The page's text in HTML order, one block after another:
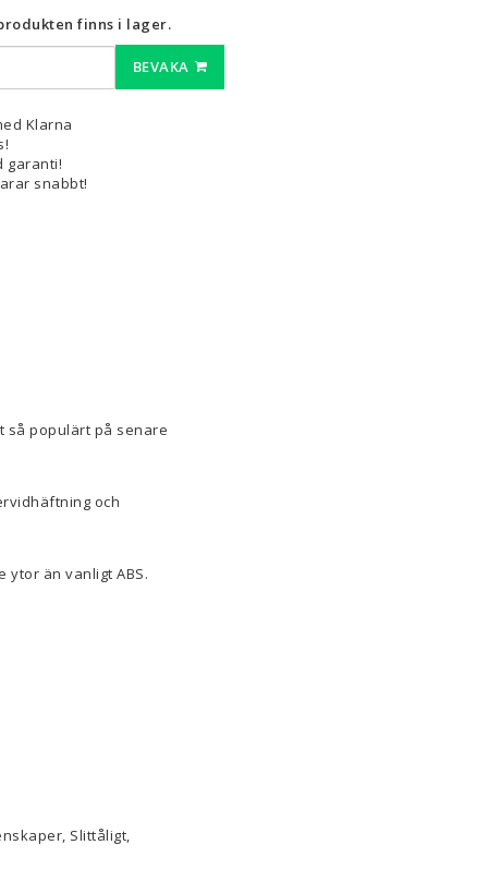
Visa alla
finns i lager.
BEVAKA
Klarna
garanti!
snabbt!
så populärt på senare
och
än vanligt ABS.
Slittåligt,